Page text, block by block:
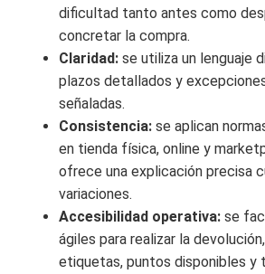
dificultad tanto antes como
concretar la compra.
Claridad: se utiliza un lenguaje
plazos detallados y
señaladas.
Consistencia: se aplican
en tienda física, online y
ofrece una explicación precisa
variaciones.
Accesibilidad operativa: se
ágiles para realizar la
etiquetas, puntos disponibles y